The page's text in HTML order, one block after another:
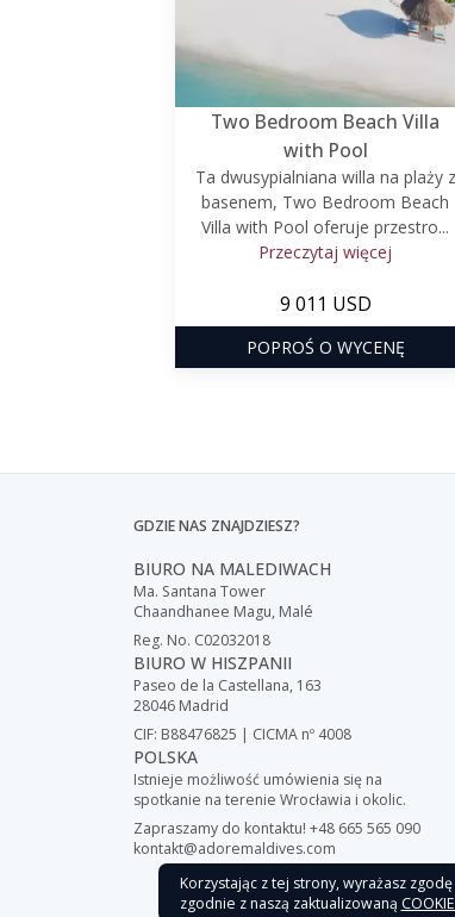
Two Bedroom Beach Villa
with Pool
Ta dwusypialniana willa na plaży z
basenem, Two Bedroom Beach
Villa with Pool oferuje przestro...
Przeczytaj więcej
9 011 USD
POPROŚ O WYCENĘ
GDZIE NAS ZNAJDZIESZ?
BIURO NA MALEDIWACH
Ma. Santana Tower
Chaandhanee Magu, Malé
Reg. No. C02032018
BIURO W HISZPANII
Paseo de la Castellana, 163
28046 Madrid
CIF: B88476825 | CICMA nº 4008
POLSKA
Istnieje możliwość umówienia się na
spotkanie na terenie Wrocławia i okolic.
Zapraszamy do kontaktu! +48 665 565 090
kontakt@adoremaldives.com
Korzystając z tej strony, wyrażasz
zgodnie z naszą zaktualizowaną